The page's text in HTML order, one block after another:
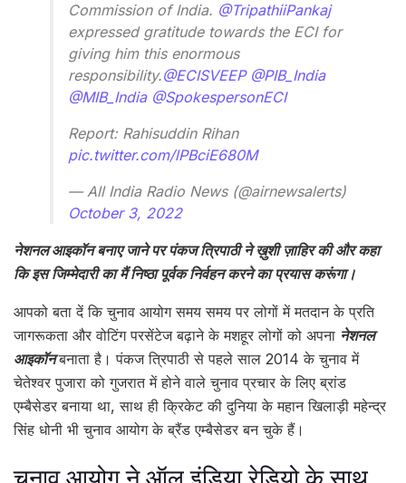
Commission of India. @TripathiiPankaj
expressed gratitude towards the ECI for
giving him this enormous
responsibility.@ECISVEEP @PIB_India
@MIB_India @SpokespersonECI
Report: Rahisuddin Rihan
pic.twitter.com/lPBciE680M
— All India Radio News (@airnewsalerts)
October 3, 2022
नेशनल आइकॉन बनाए जाने पर पंकज त्रिपाठी ने ख़ुशी ज़ाहिर की और कहा
कि इस जिम्मेदारी का मैं निष्ठा पूर्वक निर्वहन करने का प्रयास करूंगा।
आपको बता दें कि चुनाव आयोग समय समय पर लोगों में मतदान के प्रति
जागरूकता और वोटिंग परसेंटेज बढ़ाने के मशहूर लोगों को अपना नेशनल
आइकॉनबनाता है। पंकज त्रिपाठी से पहले साल 2014 के चुनाव में
चेतेश्वर पुजारा को गुजरात में होने वाले चुनाव प्रचार के लिए ब्रांड
एम्बैसेडर बनाया था, साथ ही क्रिकेट की दुनिया के महान खिलाड़ी महेन्द्र
सिंह धोनी भी चुनाव आयोग के ब्रैंड एम्बैसेडर बन चुके हैं।